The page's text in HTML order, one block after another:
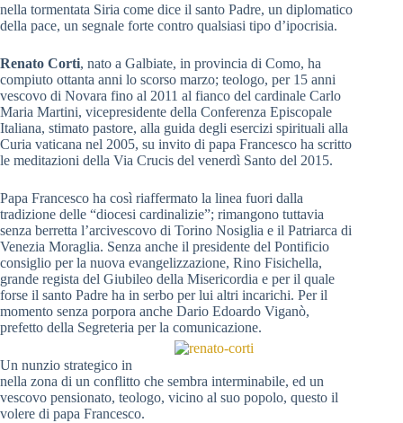
nella tormentata Siria come dice il santo Padre, un diplomatico
della pace, un segnale forte contro qualsiasi tipo d’ipocrisia.
Renato Corti, nato a Galbiate, in provincia di Como, ha
compiuto ottanta anni lo scorso marzo; teologo, per 15 anni
vescovo di Novara fino al 2011 al fianco del cardinale Carlo
Maria Martini, vicepresidente della Conferenza Episcopale
Italiana, stimato pastore, alla guida degli esercizi spirituali alla
Curia vaticana nel 2005, su invito di papa Francesco ha scritto
le meditazioni della Via Crucis del venerdì Santo del 2015.
Papa Francesco ha così riaffermato la linea fuori dalla
tradizione delle “diocesi cardinalizie”; rimangono tuttavia
senza berretta l’arcivescovo di Torino Nosiglia e il Patriarca di
Venezia Moraglia. Senza anche il presidente del Pontificio
consiglio per la nuova evangelizzazione, Rino Fisichella,
grande regista del Giubileo della Misericordia e per il quale
forse il santo Padre ha in serbo per lui altri incarichi. Per il
momento senza porpora anche Dario Edoardo Viganò,
prefetto della Segreteria per la comunicazione.
Un nunzio strategico in
nella zona di un conflitto che sembra interminabile, ed un
vescovo pensionato, teologo, vicino al suo popolo, questo il
volere di papa Francesco.